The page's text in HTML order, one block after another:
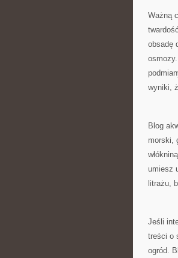
Ważną
obsadę
wyniki,
Blog
morski,
umiesz
litrażu,
Jeśli
treści o
ogród.